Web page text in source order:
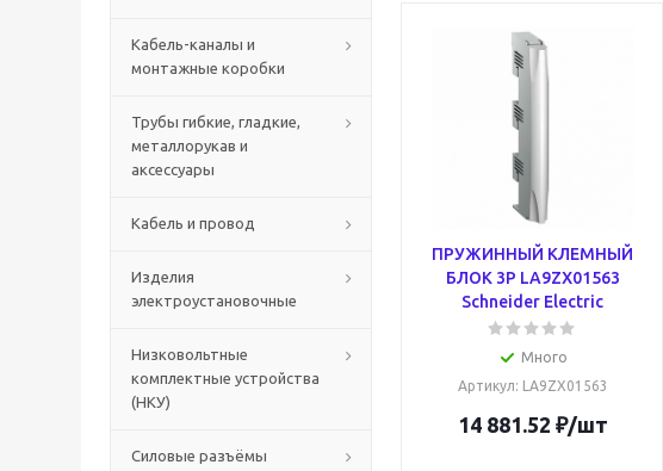
Кабель-каналы и
монтажные коробки
Трубы гибкие, гладкие,
металлорукав и
аксессуары
Кабель и провод
Изделия
электроустановочные
Низковольтные
комплектные устройства
(НКУ)
Силовые разъёмы
ПРУЖИННЫЙ КЛЕМНЫЙ
БЛОК 3Р LA9ZX01563
Schneider Electric
Много
Артикул: LA9ZX01563
14 881.52 ₽/шт